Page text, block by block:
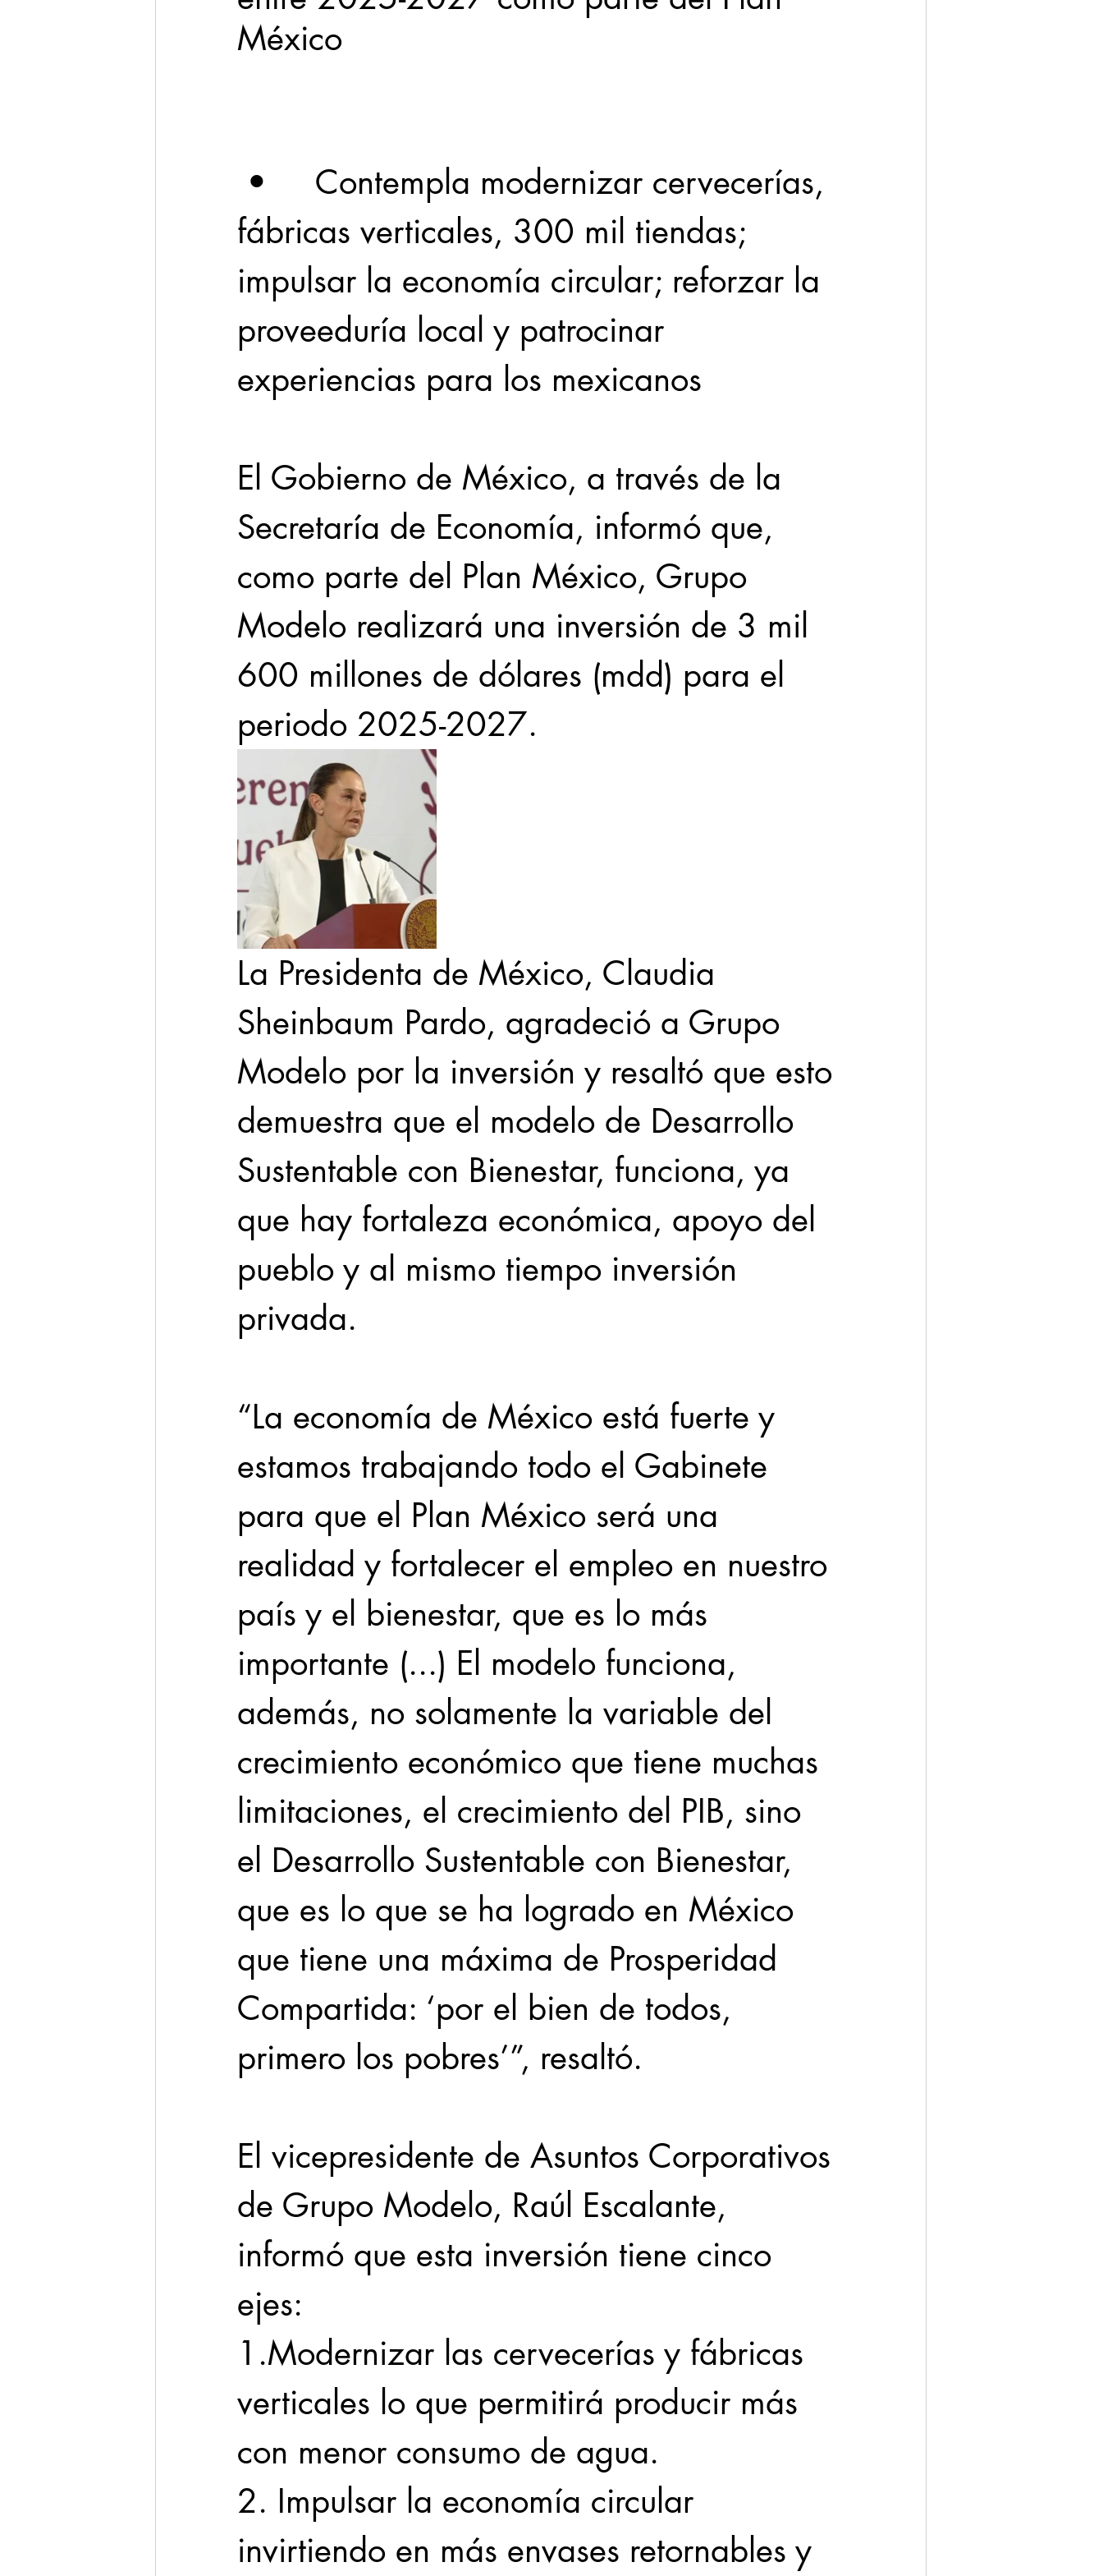
México
fábricas verticales, 300 mil tiendas;
impulsar la economía circular; reforzar la
proveeduría local y patrocinar
experiencias para los mexicanos
El Gobierno de México, a través de la
Secretaría de Economía, informó que,
como parte del Plan México, Grupo
Modelo realizará una inversión de 3 mil
600 millones de dólares (mdd) para el
periodo 2025-2027.
La Presidenta de México, Claudia
Sheinbaum Pardo, agradeció a Grupo
Modelo por la inversión y resaltó que esto
demuestra que el modelo de Desarrollo
Sustentable con Bienestar, funciona, ya
que hay fortaleza económica, apoyo del
pueblo y al mismo tiempo inversión
privada.
“La economía de México está fuerte y
estamos trabajando todo el Gabinete
para que el Plan México será una
realidad y fortalecer el empleo en nuestro
país y el bienestar, que es lo más
importante (...) El modelo funciona,
además, no solamente la variable del
crecimiento económico que tiene muchas
limitaciones, el crecimiento del PIB, sino
el Desarrollo Sustentable con Bienestar,
que es lo que se ha logrado en México
que tiene una máxima de Prosperidad
Compartida: ‘por el bien de todos,
primero los pobres’”, resaltó.
El vicepresidente de Asuntos Corporativos
de Grupo Modelo, Raúl Escalante,
informó que esta inversión tiene cinco
ejes:
1.Modernizar las cervecerías y fábricas
verticales lo que permitirá producir más
con menor consumo de agua.
2. Impulsar la economía circular
invirtiendo en más envases retornables y